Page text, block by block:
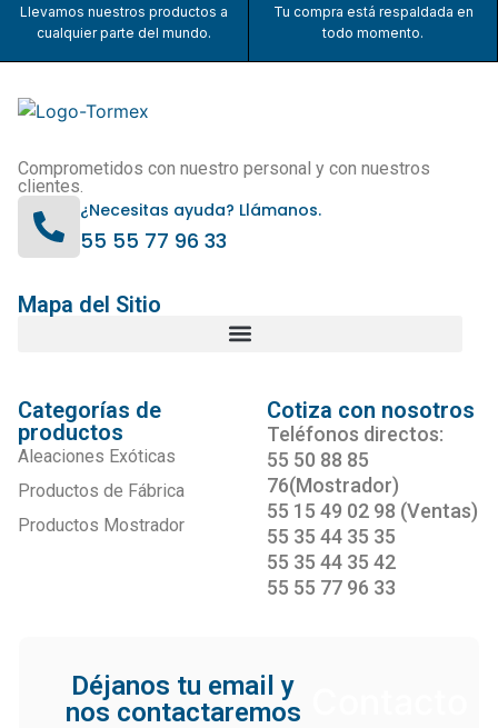
Llevamos nuestros productos a
cualquier parte del mundo.
Tu compra está respaldada en
todo momento.
Comprometidos con nuestro personal y con nuestros
clientes.
¿Necesitas ayuda? Llámanos.
55 55 77 96 33
Mapa del Sitio
Categorías de
productos
Aleaciones Exóticas
Productos de Fábrica
Productos Mostrador
Cotiza con nosotros
Teléfonos directos:
55 50 88 85
76(Mostrador)
55 15 49 02 98 (Ventas)
55 35 44 35 35
55 35 44 35 42
55 55 77 96 33
Déjanos tu email y
nos contactaremos